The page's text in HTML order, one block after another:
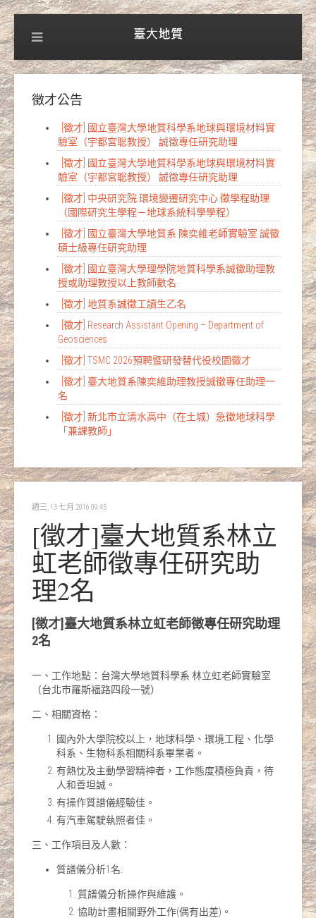
徵才公告
[徵才] 國立臺灣大學地質科學系地球與環境材料實
驗室（宇都宮聡教授） 誠徵專任研究助理
[徵才] 國立臺灣大學地質科學系地球與環境材料實
驗室（宇都宮聡教授） 誠徵專任研究助理
[徵才] 中央研究院 環境變遷研究中心 徵學程助理
（國際研究生學程－地球系統科學學程）
[徵才] 國立臺灣大學地質系 陳奕維老師實驗室 誠徵
碩士級專任研究助理
[徵才] 國立臺灣大學理學院地質科學系誠徵助理教
授或助理教授以上教師數名
[徵才] 地質系誠徵工讀生乙名
[徵才] Research Assistant Opening – Department of
Geosciences
[徵才] TSMC 2026預聘暨研發替代役校園徵才
[徵才] 臺大地質系陳奕維助理教授誠徵專任助理一
名
[徵才] 新北市立清水高中（在土城）急徵地球科學
「兼課教師」
週三, 13 七月 2016 09:45
[徵才]臺大地質系林立
虹老師徵專任研究助
理2名
[徵才]臺大地質系林立虹老師徵專任研究助理
2名
一、工作地點：台灣大學地質科學系 林立虹老師實驗室
（台北市羅斯福路四段一號）
二、相關資格：
國內外大學院校以上，地球科學、環境工程、化學
科系、生物科系相關科系畢業者。
有熱忱及主動學習精神者，工作態度積極負責，待
人和善坦誠。
有操作質譜儀經驗佳。
有汽車駕駛執照者佳。
三、工作項目及人數：
質譜儀分析1名:
質譜儀分析操作與維護。
協助計畫相關野外工作(偶有出差)。